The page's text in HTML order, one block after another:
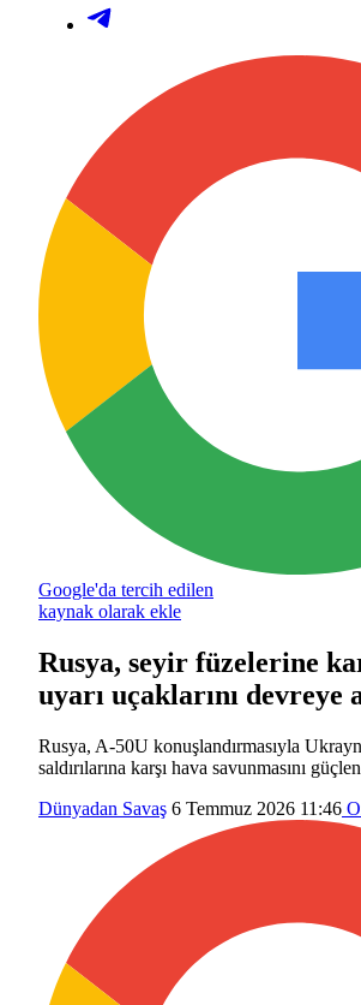
Google'da tercih edilen
kaynak olarak ekle
Rusya, seyir füzelerine
uyarı uçaklarını devreye
Rusya, A-50U konuşlandırmasıyla
saldırılarına karşı hava savunmasını
Dünyadan Savaş 6 Temmuz 2026 11:46